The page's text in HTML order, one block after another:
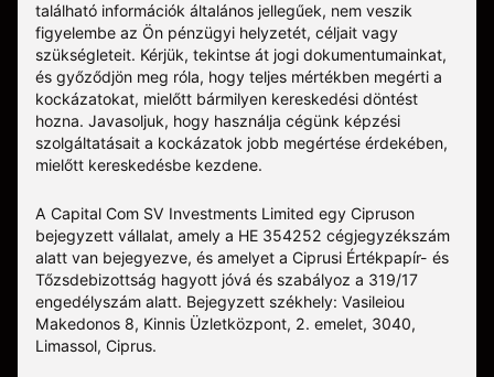
található információk általános jellegűek, nem veszik
figyelembe az Ön pénzügyi helyzetét, céljait vagy
szükségleteit. Kérjük, tekintse át jogi dokumentumainkat,
és győződjön meg róla, hogy teljes mértékben megérti a
kockázatokat, mielőtt bármilyen kereskedési döntést
hozna. Javasoljuk, hogy használja cégünk képzési
szolgáltatásait a kockázatok jobb megértése érdekében,
mielőtt kereskedésbe kezdene.
A Capital Com SV Investments Limited egy Cipruson
bejegyzett vállalat, amely a HE 354252 cégjegyzékszám
alatt van bejegyezve, és amelyet a Ciprusi Értékpapír- és
Tőzsdebizottság hagyott jóvá és szabályoz a 319/17
engedélyszám alatt. Bejegyzett székhely: Vasileiou
Makedonos 8, Kinnis Üzletközpont, 2. emelet, 3040,
Limassol, Ciprus.